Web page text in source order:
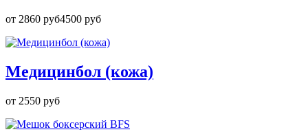
от 2860 руб4500 руб
Медицинбол (кожа)
от 2550 руб